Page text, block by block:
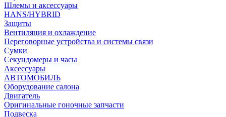
Шлемы и аксессуары
HANS/HYBRID
Защиты
Вентиляция и охлаждение
Переговорные устройства и системы связи
Сумки
Секундомеры и часы
Аксессуары
АВТОМОБИЛЬ
Оборудование салона
Двигатель
Оригинальные гоночные запчасти
Подвеска